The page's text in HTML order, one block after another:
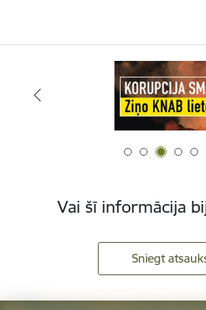
Vai šī informācija
Sniegt